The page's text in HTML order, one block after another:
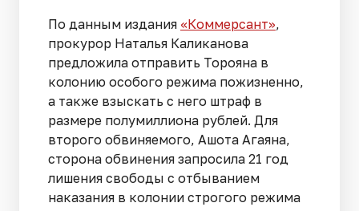
По данным издания «Коммерсант»,
прокурор Наталья Каликанова
предложила отправить Торояна в
колонию особого режима пожизненно,
а также взыскать с него штраф в
размере полумиллиона рублей. Для
второго обвиняемого, Ашота Агаяна,
сторона обвинения запросила 21 год
лишения свободы с отбыванием
наказания в колонии строгого режима